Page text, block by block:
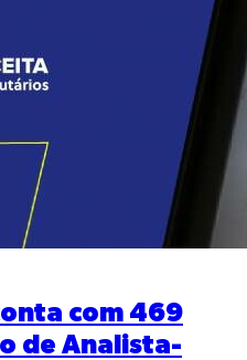
com 469
de Analista-